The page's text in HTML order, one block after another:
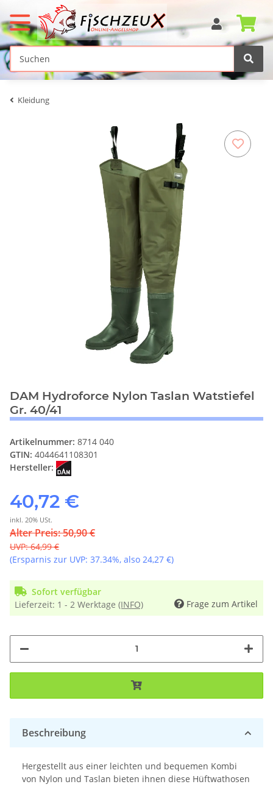
Kleidung
DAM Hydroforce Nylon Taslan Watstiefel
Gr. 40/41
Artikelnummer: 8714 040
GTIN: 4044641108301
Hersteller:
40,72 €
inkl. 20% USt.
Alter Preis: 50,90 €
UVP:64,99 €
(Ersparnis zur UVP: 37.34%, also 24,27 €)
Sofort verfügbar
Lieferzeit: 1 - 2 Werktage (INFO) Frage zum Artikel
Beschreibung
Hergestellt aus einer leichten und bequemen Kombi
von Nylon und Taslan bieten ihnen diese Hüftwathosen